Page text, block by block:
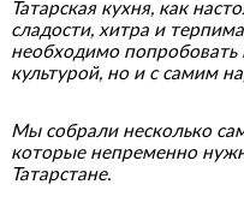
Татарская кухня, как
сладости, хитра и
необходимо попробовать
культурой, но и с самим
Мы собрали несколько
которые непременно
Татарстане.